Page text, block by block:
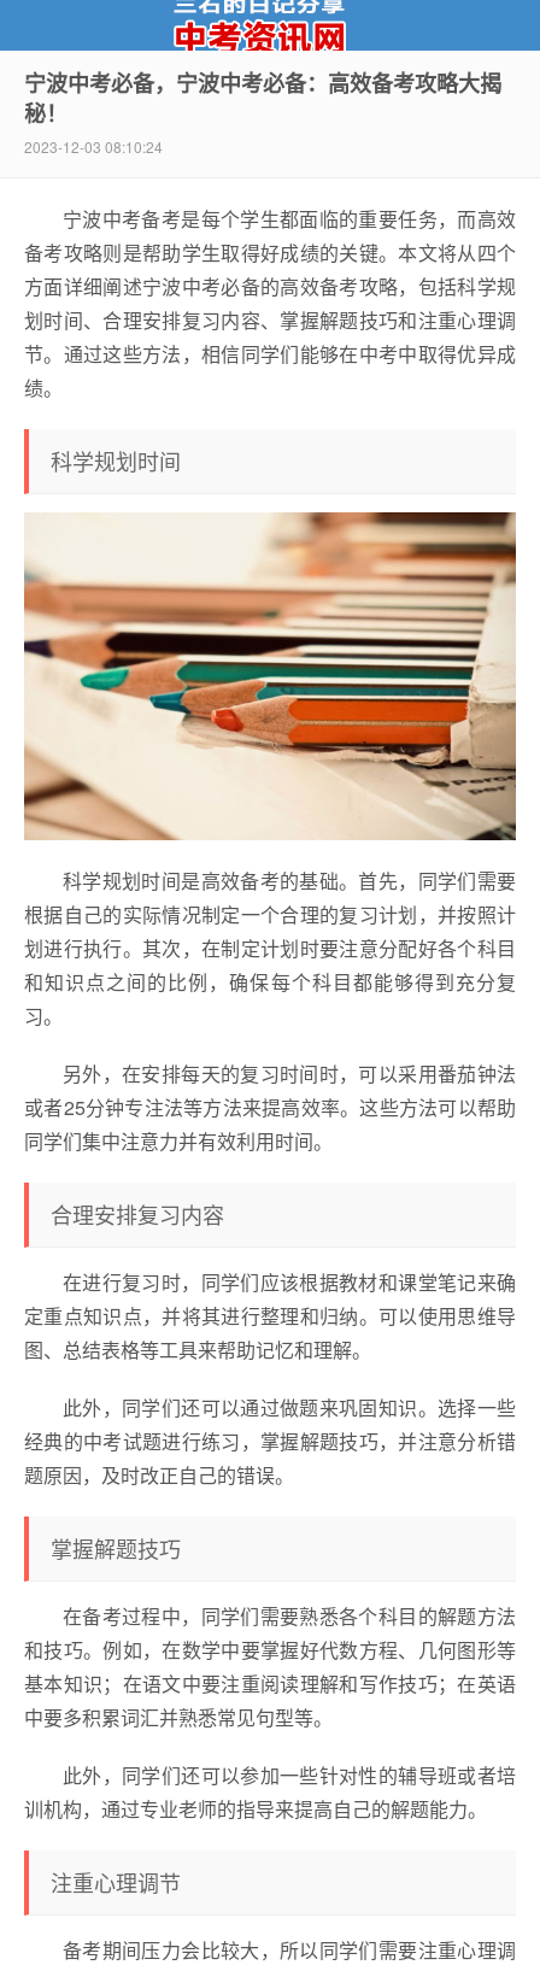
中考资讯网
宁波中考必备，宁波中考必备：高效备考攻略大揭
秘！
2023-12-03 08:10:24
宁波中考备考是每个学生都面临的重要任务，而高效
备考攻略则是帮助学生取得好成绩的关键。本文将从四个
方面详细阐述宁波中考必备的高效备考攻略，包括科学规
划时间、合理安排复习内容、掌握解题技巧和注重心理调
节。通过这些方法，相信同学们能够在中考中取得优异成
绩。
科学规划时间
科学规划时间是高效备考的基础。首先，同学们需要
根据自己的实际情况制定一个合理的复习计划，并按照计
划进行执行。其次，在制定计划时要注意分配好各个科目
和知识点之间的比例，确保每个科目都能够得到充分复
习。
另外，在安排每天的复习时间时，可以采用番茄钟法
或者25分钟专注法等方法来提高效率。这些方法可以帮助
同学们集中注意力并有效利用时间。
合理安排复习内容
在进行复习时，同学们应该根据教材和课堂笔记来确
定重点知识点，并将其进行整理和归纳。可以使用思维导
图、总结表格等工具来帮助记忆和理解。
此外，同学们还可以通过做题来巩固知识。选择一些
经典的中考试题进行练习，掌握解题技巧，并注意分析错
题原因，及时改正自己的错误。
掌握解题技巧
在备考过程中，同学们需要熟悉各个科目的解题方法
和技巧。例如，在数学中要掌握好代数方程、几何图形等
基本知识；在语文中要注重阅读理解和写作技巧；在英语
中要多积累词汇并熟悉常见句型等。
此外，同学们还可以参加一些针对性的辅导班或者培
训机构，通过专业老师的指导来提高自己的解题能力。
注重心理调节
备考期间压力会比较大，所以同学们需要注重心理调